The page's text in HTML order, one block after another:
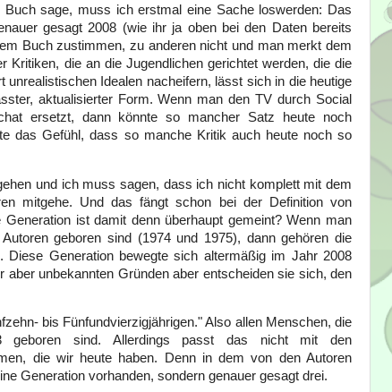
sage, muss ich erstmal eine Sache loswerden: Das
gesagt 2008 (wie ihr ja oben bei den Daten bereits
Buch zustimmen, zu anderen nicht und man merkt dem
Kritiken, die an die Jugendlichen gerichtet werden, die die
Idealen nacheifern, lässt sich in die heutige
aktualisierter Form. Wenn man den TV durch Social
ersetzt, dann könnte so mancher Satz heute noch
das Gefühl, dass so manche Kritik auch heute noch so
und ich muss sagen, dass ich nicht komplett mit dem
mitgehe. Und das fängt schon bei der Definition von
ist damit denn überhaupt gemeint? Wenn man
geboren sind (1974 und 1975), dann gehören die
Diese Generation bewegte sich altermäßig im Jahr 2008
unbekannten Gründen aber entscheiden sie sich, den
bis Fünfundvierzigjährigen." Also allen Menschen, die
geboren sind. Allerdings passt das nicht mit den
die wir heute haben. Denn in dem von den Autoren
Generation vorhanden, sondern genauer gesagt drei.